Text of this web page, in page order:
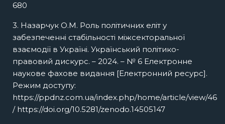
680
3. Назарчук О.М. Роль політичних еліт у
забезпеченні стабільності міжсекторальної
взаємодії в Україні. Український політико-
правовий дискурс. – 2024. – № 6 Електронне
наукове фахове видання [Електронний ресурс].
Режим доступу:
https://ppdnz.com.ua/index.php/home/article/view/46
/ https://doi.org/10.5281/zenodo.14505147